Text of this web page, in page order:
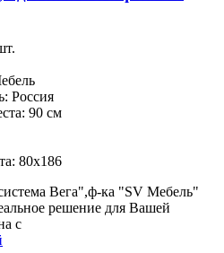
: Россия
: 90 см
: 80х186
Вега",ф-ка "SV Мебель"
решение для Вашей
с